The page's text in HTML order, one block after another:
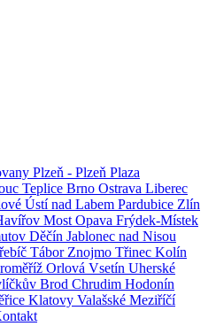
Plzeň - Plzeň Plaza
Teplice Brno Ostrava Liberec
Ústí nad Labem Pardubice Zlín
Most Opava Frýdek-Místek
Děčín Jablonec nad Nisou
Tábor Znojmo Třinec Kolín
Orlová Vsetín Uherské
Brod Chrudim Hodonín
Klatovy Valašské Meziříčí